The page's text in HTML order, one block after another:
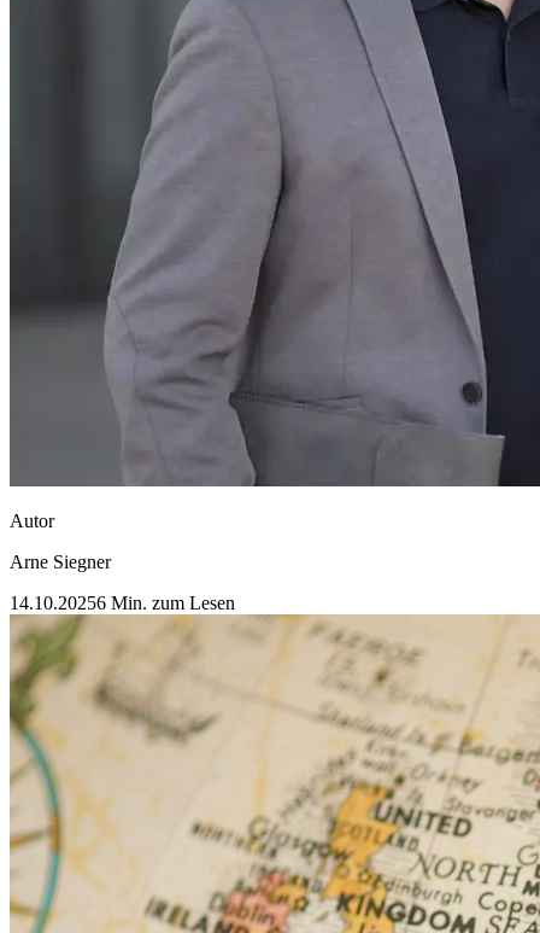
Autor
Arne Siegner
14.10.20256 Min. zum Lesen